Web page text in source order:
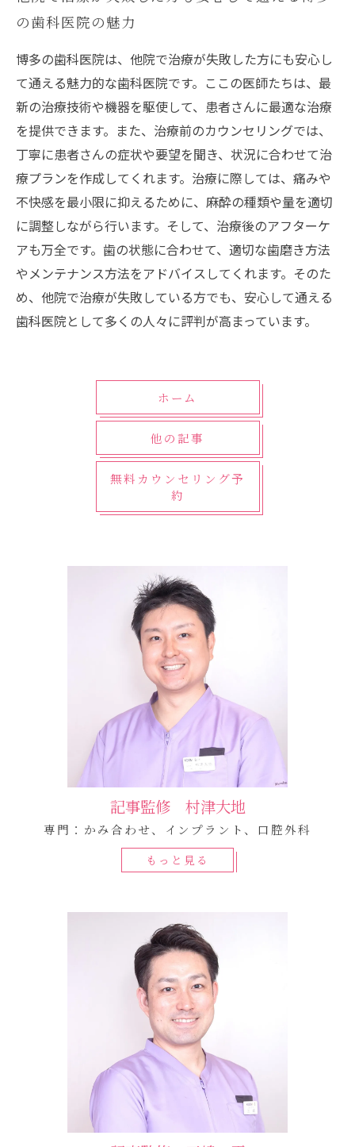
の歯科医院の魅力
博多の歯科医院は、他院で治療が失敗した方にも安心し
て通える魅力的な歯科医院です。ここの医師たちは、最
新の治療技術や機器を駆使して、患者さんに最適な治療
を提供できます。また、治療前のカウンセリングでは、
丁寧に患者さんの症状や要望を聞き、状況に合わせて治
療プランを作成してくれます。治療に際しては、痛みや
不快感を最小限に抑えるために、麻酔の種類や量を適切
に調整しながら行います。そして、治療後のアフターケ
アも万全です。歯の状態に合わせて、適切な歯磨き方法
やメンテナンス方法をアドバイスしてくれます。そのた
め、他院で治療が失敗している方でも、安心して通える
歯科医院として多くの人々に評判が高まっています。
ホーム
他の記事
無料カウンセリング予
約
記事監修 村津大地
専門：かみ合わせ、インプラント、口腔外科
もっと見る